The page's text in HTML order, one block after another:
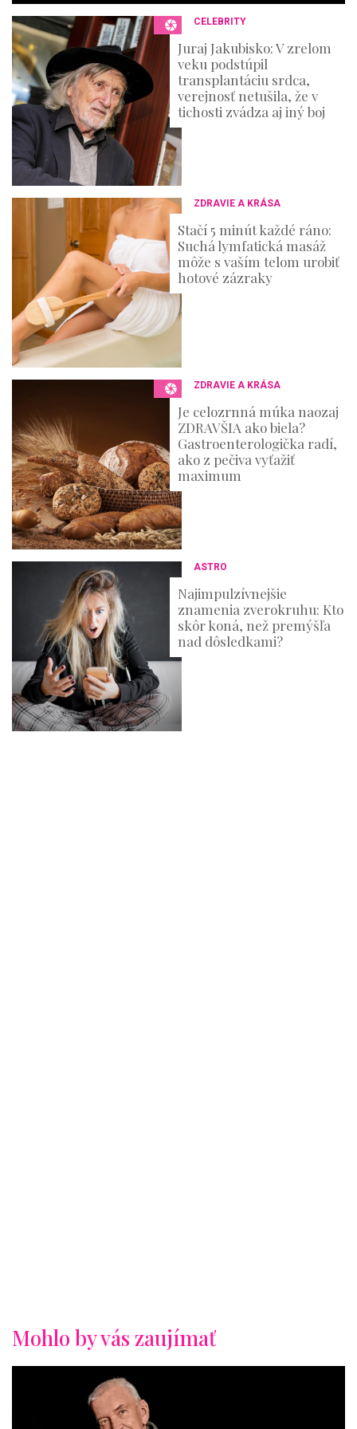
d
s
CELEBRITY
Juraj Jakubisko: V zrelom
veku podstúpil
transplantáciu srdca,
verejnosť netušila, že v
tichosti zvádza aj iný boj
ZDRAVIE A KRÁSA
Stačí 5 minút každé ráno:
Suchá lymfatická masáž
môže s vaším telom urobiť
hotové zázraky
ZDRAVIE A KRÁSA
Je celozrnná múka naozaj
ZDRAVŠIA ako biela?
Gastroenterologička radí,
ako z pečiva vyťažiť
maximum
ASTRO
Najimpulzívnejšie
znamenia zverokruhu: Kto
skôr koná, než premýšľa
nad dôsledkami?
Mohlo by vás zaujímať